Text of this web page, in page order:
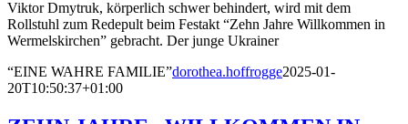
Viktor Dmytruk, körperlich schwer behindert, wird mit dem
Rollstuhl zum Redepult beim Festakt “Zehn Jahre Willkommen in
Wermelskirchen” gebracht. Der junge Ukrainer
“EINE WAHRE FAMILIE”dorothea.hoffrogge2025-01-
20T10:50:37+01:00